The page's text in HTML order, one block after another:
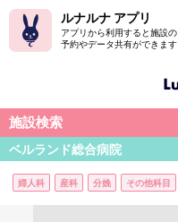
ルナルナ アプリ
アプリから利用すると施設の
予約やデータ共有ができます
施設検索
ベルランド総合病院
婦人科 産科 分娩 その他科目